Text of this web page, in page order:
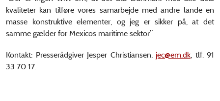
kvaliteter kan tilføre vores samarbejde med andre lande en
masse konstruktive elementer, og jeg er sikker på, at det
samme gælder for Mexicos maritime sektor”
Kontakt: Presserådgiver Jesper Christiansen, jec@em.dk, tlf. 91
33 70 17.